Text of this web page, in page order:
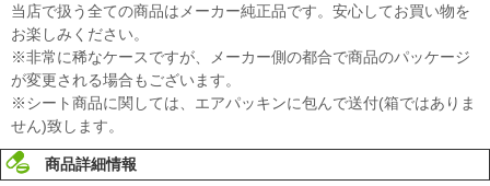
当店で扱う全ての商品はメーカー純正品です。安心してお買い物を
お楽しみください。
※非常に稀なケースですが、メーカー側の都合で商品のパッケージ
が変更される場合もございます。
※シート商品に関しては、エアパッキンに包んで送付(箱ではありま
せん)致します。
商品詳細情報